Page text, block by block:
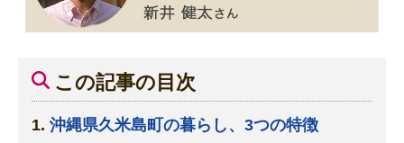
この記事の目次
沖縄県久米島町の暮らし、3つの特徴